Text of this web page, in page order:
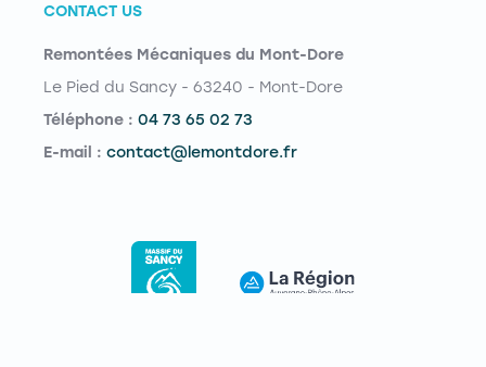
CONTACT US
Remontées Mécaniques du Mont-Dore
Le Pied du Sancy - 63240 - Mont-Dore
Téléphone : 04 73 65 02 73
E-mail : contact@lemontdore.fr